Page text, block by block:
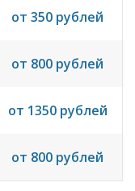
от 350 рублей
от 800 рублей
от 1350 рублей
от 800 рублей